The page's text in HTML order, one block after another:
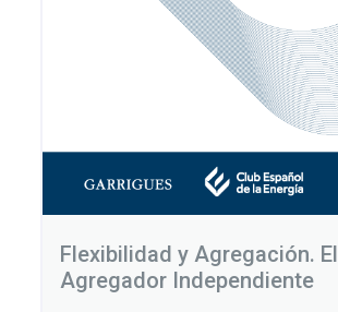
Flexibilidad y Agregación. El
Agregador Independiente